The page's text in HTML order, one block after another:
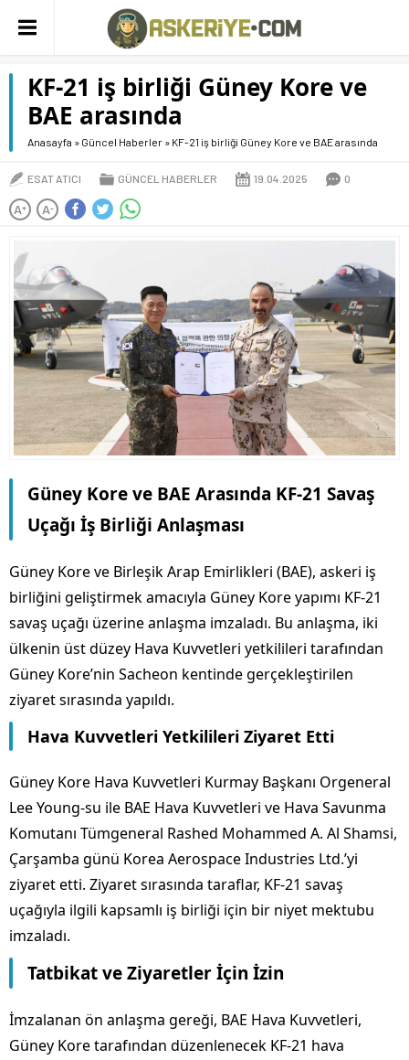
KF-21 iş birliği Güney Kore ve
BAE arasında
Anasayfa » Güncel Haberler » KF-21 iş birliği Güney Kore ve BAE arasında
ESAT ATICI GÜNCEL HABERLER 19.04.2025 0
A+ A-
Güney Kore ve BAE Arasında KF-21 Savaş
Uçağı İş Birliği Anlaşması
Güney Kore ve Birleşik Arap Emirlikleri (BAE), askeri iş
birliğini geliştirmek amacıyla Güney Kore yapımı KF-21
savaş uçağı üzerine anlaşma imzaladı. Bu anlaşma, iki
ülkenin üst düzey Hava Kuvvetleri yetkilileri tarafından
Güney Kore’nin Sacheon kentinde gerçekleştirilen
ziyaret sırasında yapıldı.
Hava Kuvvetleri Yetkilileri Ziyaret Etti
Güney Kore Hava Kuvvetleri Kurmay Başkanı Orgeneral
Lee Young-su ile BAE Hava Kuvvetleri ve Hava Savunma
Komutanı Tümgeneral Rashed Mohammed A. Al Shamsi,
Çarşamba günü Korea Aerospace Industries Ltd.’yi
ziyaret etti. Ziyaret sırasında taraflar, KF-21 savaş
uçağıyla ilgili kapsamlı iş birliği için bir niyet mektubu
imzaladı.
Tatbikat ve Ziyaretler İçin İzin
İmzalanan ön anlaşma gereği, BAE Hava Kuvvetleri,
Güney Kore tarafından düzenlenecek KF-21 hava